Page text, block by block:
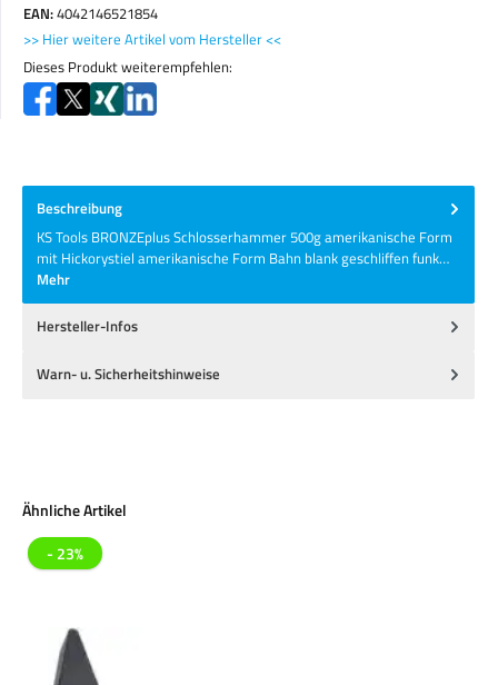
EAN:4042146521854
>> Hier weitere Artikel vom Hersteller <<
Dieses Produkt weiterempfehlen:
Beschreibung
KS Tools BRONZEplus Schlosserhammer 500g amerikanische Form
mit Hickorystiel amerikanische Form Bahn blank geschliffen funk…
Mehr
Hersteller-Infos
Warn- u. Sicherheitshinweise
Produktgalerie überspringen
Ähnliche Artikel
- 23%